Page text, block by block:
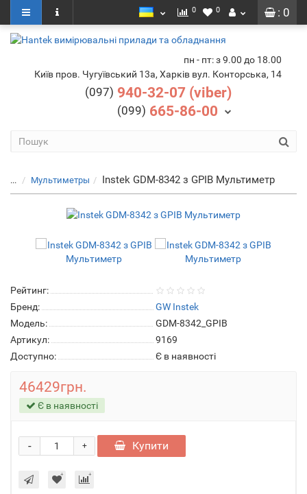
: 0
0 0
пн - пт: з 9.00 до 18.00
Київ пров. Чугуївський 13а, Харків вул. Конторська, 14
(097) 940-32-07 (viber)
(099) 665-86-00
... Мультиметры Instek GDM-8342 з GPIB Мультиметр
Рейтинг:
Бренд:
GW Instek
Модель:
GDM-8342_GPIB
Артикул:
9169
Доступно:
Є в наявності
46429грн.
Є в наявності
+
- Купити